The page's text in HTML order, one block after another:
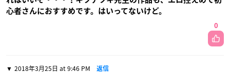
心者さんにおすすめです。はいってないけど。
0
2018年3月25日 at 9:46 PM 返信